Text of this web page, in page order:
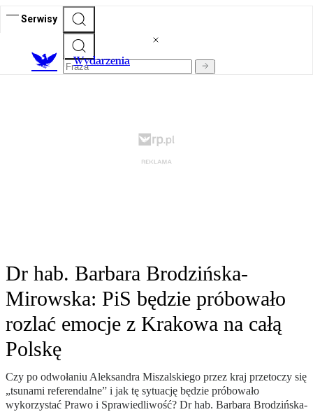
Serwisy
Wydarzenia
Dr hab. Barbara Brodzińska-
Mirowska: PiS będzie próbowało
rozlać emocje z Krakowa na całą
Polskę
Czy po odwołaniu Aleksandra Miszalskiego przez kraj przetoczy się
„tsunami referendalne” i jak tę sytuację będzie próbowało
wykorzystać Prawo i Sprawiedliwość? Dr hab. Barbara Brodzińska-